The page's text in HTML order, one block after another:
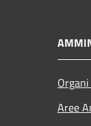
Aree